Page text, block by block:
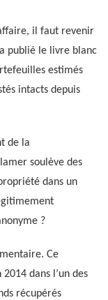
il faut revenir
publié le livre blanc
estimés
intacts depuis
de la
soulève des
dans un
?
Ce
dans l’un des
récupérés